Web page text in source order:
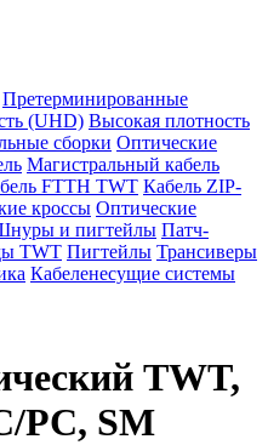
Претерминированные
(UHD) Высокая плотность
сборки Оптические
Магистральный кабель
FTTH TWT Кабель ZIP-
кроссы Оптические
и пигтейлы Патч-
TWT Пигтейлы Трансиверы
Кабеленесущие системы
TWT,
PC, SM